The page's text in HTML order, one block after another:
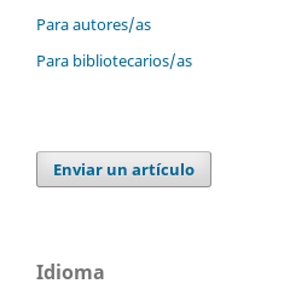
Para autores/as
Para bibliotecarios/as
Enviar un artículo
Idioma